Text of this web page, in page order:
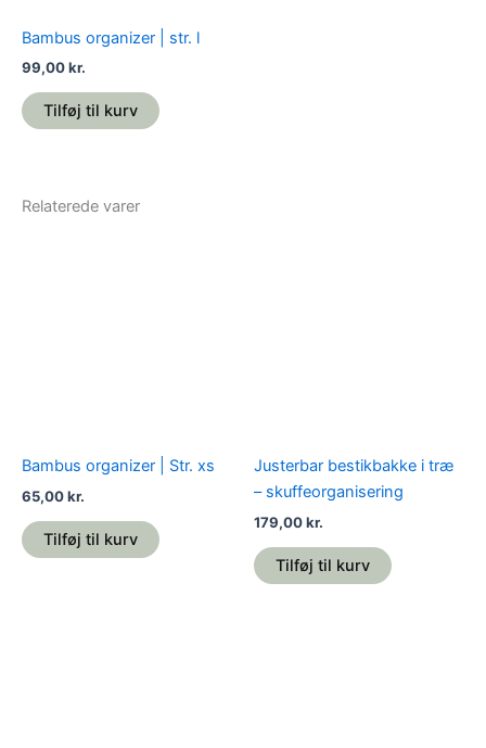
Bambus organizer | str. l
99,00kr.
Tilføj til kurv
Relaterede varer
Bambus organizer | Str. xs
65,00kr.
Tilføj til kurv
Justerbar bestikbakke i træ
– skuffeorganisering
179,00kr.
Tilføj til kurv